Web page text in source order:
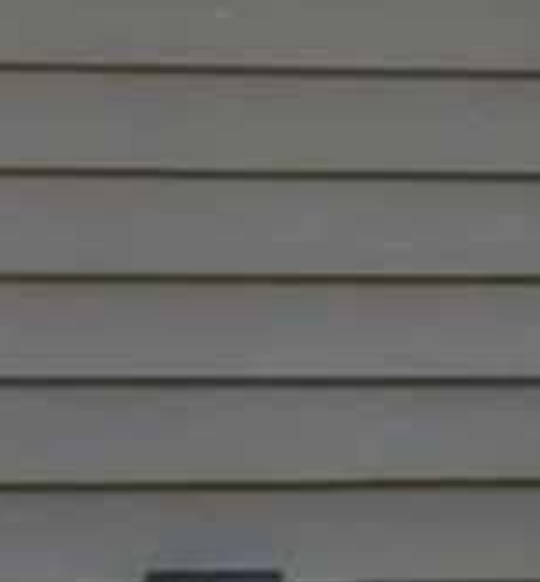

















































